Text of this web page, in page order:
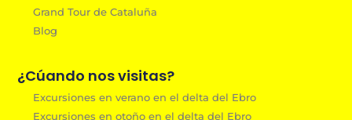
Grand Tour de Cataluña
Blog
¿Cúando nos visitas?
Excursiones en verano en el delta del Ebro
Excursiones en otoño en el delta del Ebro